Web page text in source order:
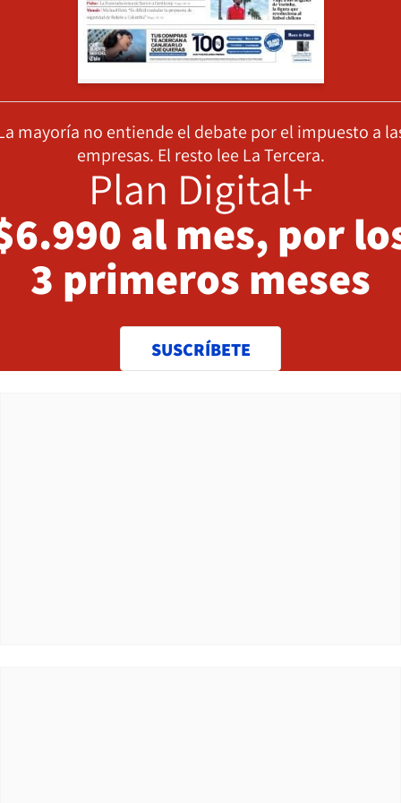
mayoría no entiende el debate por el impuesto a
empresas. El resto lee La Tercera.
Plan Digital+
al mes, por
3 primeros meses
SUSCRÍBETE